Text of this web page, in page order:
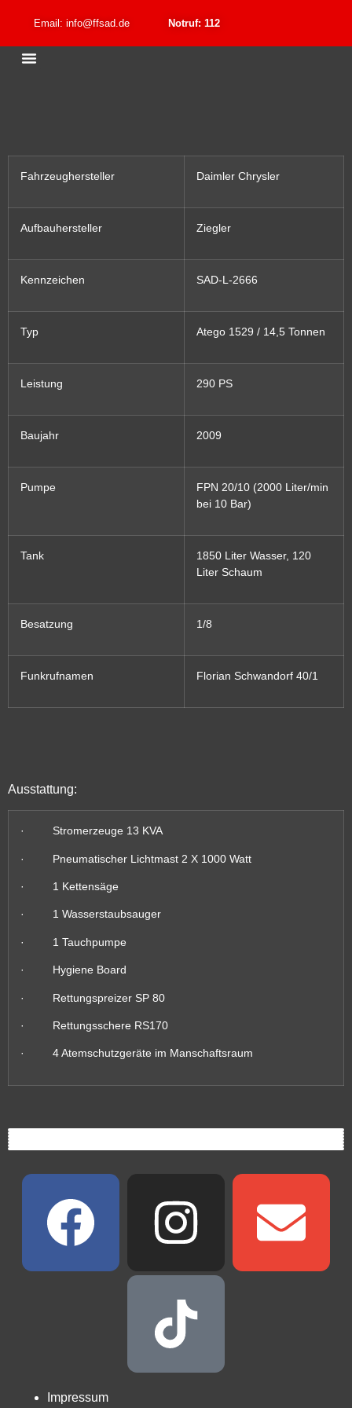
Email: info@ffsad.de Notruf: 112
Fahrzeughersteller Daimler Chrysler
Aufbauhersteller Ziegler
Kennzeichen SAD-L-2666
Typ Atego 1529 / 14,5 Tonnen
Leistung 290 PS
Baujahr 2009
Pumpe
FPN 20/10 (2000 Liter/min
bei 10 Bar)
Tank
1850 Liter Wasser, 120
Liter Schaum
Besatzung 1/8
Funkrufnamen Florian Schwandorf 40/1
Ausstattung:
· Stromerzeuge 13 KVA
· Pneumatischer Lichtmast 2 X 1000 Watt
· 1 Kettensäge
· 1 Wasserstaubsauger
· 1 Tauchpumpe
· Hygiene Board
· Rettungspreizer SP 80
· Rettungsschere RS170
· 4 Atemschutzgeräte im Manschaftsraum
Impressum